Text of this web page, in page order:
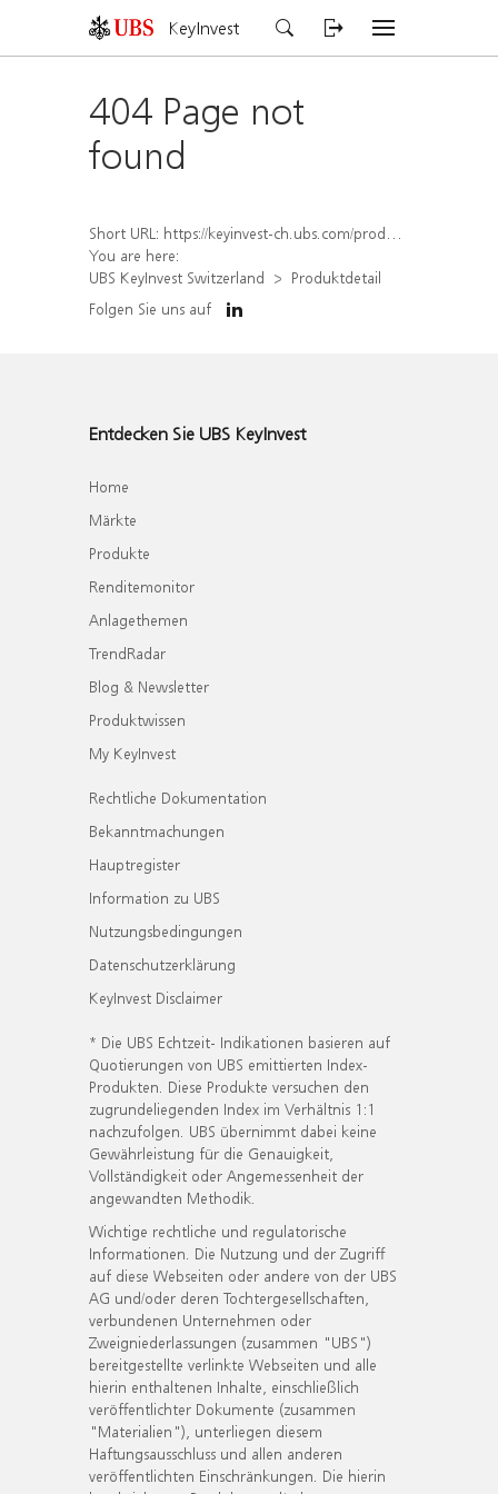
KeyInvest
404 Page not
found
Short URL: https://keyinvest-ch.ubs.com/produkt/detail/index/isin/CH1563459598
You are here:
UBS KeyInvest Switzerland
Produktdetail
Folgen Sie uns auf
Entdecken Sie UBS KeyInvest
Home
Märkte
Produkte
Renditemonitor
Anlagethemen
TrendRadar
Blog & Newsletter
Produktwissen
My KeyInvest
Rechtliche Dokumentation
Bekanntmachungen
Hauptregister
Information zu UBS
Nutzungsbedingungen
Datenschutzerklärung
KeyInvest Disclaimer
* Die UBS Echtzeit- Indikationen basieren auf
Quotierungen von UBS emittierten Index-
Produkten. Diese Produkte versuchen den
zugrundeliegenden Index im Verhältnis 1:1
nachzufolgen. UBS übernimmt dabei keine
Gewährleistung für die Genauigkeit,
Vollständigkeit oder Angemessenheit der
angewandten Methodik.
Wichtige rechtliche und regulatorische
Informationen. Die Nutzung und der Zugriff
auf diese Webseiten oder andere von der UBS
AG und/oder deren Tochtergesellschaften,
verbundenen Unternehmen oder
Zweigniederlassungen (zusammen "UBS")
bereitgestellte verlinkte Webseiten und alle
hierin enthaltenen Inhalte, einschließlich
veröffentlichter Dokumente (zusammen
"Materialien"), unterliegen diesem
Haftungsausschluss und allen anderen
veröffentlichten Einschränkungen. Die hierin